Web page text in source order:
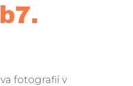
fotografií v